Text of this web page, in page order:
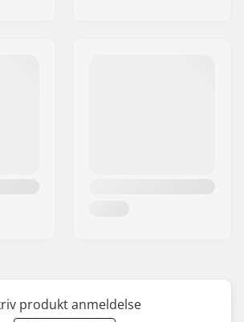
produkt anmeldelse